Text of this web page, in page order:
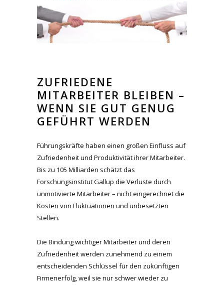
ZUFRIEDENE
MITARBEITER BLEIBEN –
WENN SIE GUT GENUG
GEFÜHRT WERDEN
Führungskräfte haben einen großen Einfluss auf
Zufriedenheit und Produktivität ihrer Mitarbeiter.
Bis zu 105 Milliarden schätzt das
Forschungsinstitut Gallup die Verluste durch
unmotivierte Mitarbeiter – nicht eingerechnet die
Kosten von Fluktuationen und unbesetzten
Stellen.
Die Bindung wichtiger Mitarbeiter und deren
Zufriedenheit werden zunehmend zu einem
entscheidenden Schlüssel für den zukünftigen
Firmenerfolg, weil sie nur schwer wieder zu